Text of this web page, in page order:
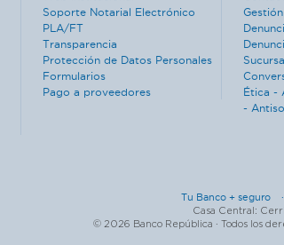
Soporte Notarial Electrónico
PLA/FT
Transparencia
Protección de Datos Personales
Formularios
Pago a proveedores
Ética -
-
Tu Banco + seguro
Casa Central:
© 2026 Banco República · Todos los